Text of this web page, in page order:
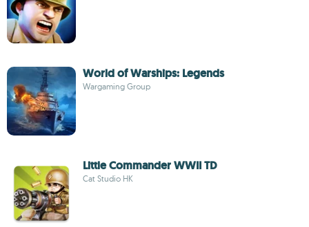
World of Warships: Legends
Wargaming Group
Little Commander WWII TD
Cat Studio HK